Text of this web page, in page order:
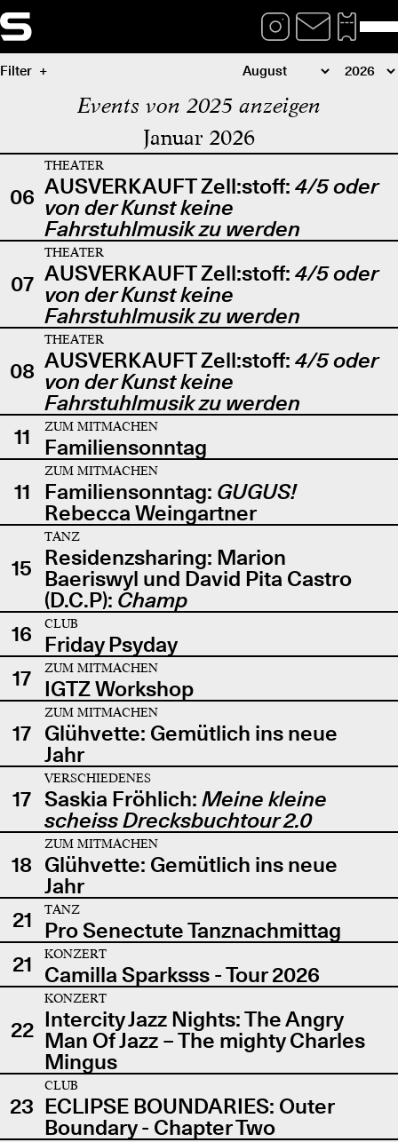
Filter
Events von 2025 anzeigen
Januar 2026
06
THEATER
AUSVERKAUFT Zell:stoff: 4/5 oder
von der Kunst keine
Fahrstuhlmusik zu werden
07
THEATER
AUSVERKAUFT Zell:stoff: 4/5 oder
von der Kunst keine
Fahrstuhlmusik zu werden
08
THEATER
AUSVERKAUFT Zell:stoff: 4/5 oder
von der Kunst keine
Fahrstuhlmusik zu werden
11
ZUM MITMACHEN
Familiensonntag
11
ZUM MITMACHEN
Familiensonntag: GUGUS!
Rebecca Weingartner
15
TANZ
Residenzsharing: Marion
Baeriswyl und David Pita Castro
(D.C.P): Champ
16
CLUB
Friday Psyday
17
ZUM MITMACHEN
IGTZ Workshop
17
ZUM MITMACHEN
Glühvette: Gemütlich ins neue
Jahr
17
VERSCHIEDENES
Saskia Fröhlich: Meine kleine
scheiss Drecksbuchtour 2.0
18
ZUM MITMACHEN
Glühvette: Gemütlich ins neue
Jahr
21
TANZ
Pro Senectute Tanznachmittag
21
KONZERT
Camilla Sparksss - Tour 2026
22
KONZERT
Intercity Jazz Nights: The Angry
Man Of Jazz – The mighty Charles
Mingus
23
CLUB
ECLIPSE BOUNDARIES: Outer
Boundary - Chapter Two